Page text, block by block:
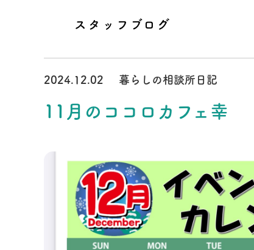
訪問診療
訪問看護
- 坂の上ろうけん曳馬野
医療・介護相談
医療法人社団心 事業本部
坂の上在宅医療支援医院
訪問リハビリテーション事業所
坂の上暮らしの相談所
法人理念
法人沿革
採用メッセージ
募集要項
スタッフブログ
2024.12.02 暮らしの相談所日記
11月のココロカフェ幸